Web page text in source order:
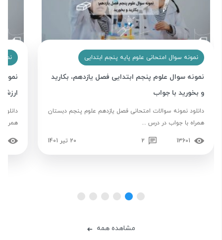
نمونه سوال امتحانی علوم پایه پنجم ابتدایی
نمونه سوال علوم پنجم ابتدایی فصل یازدهم، بکارید
و بخورید با جواب
دانلود نمونه سوالات امتحانی فصل یازدهم علوم پنجم دبستان
همراه با جواب در درس ...
13601
2 20 تیر 1401
ارزش
همراه
مشاهده همه ➜